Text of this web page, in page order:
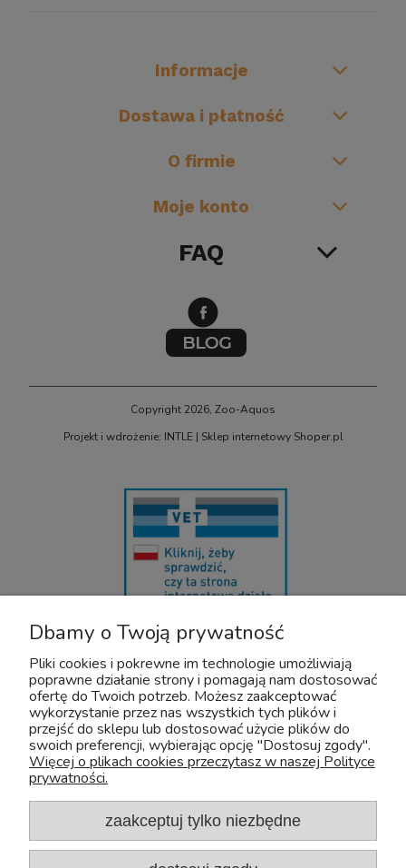
Informacje
Dostawa i płatność
O firmie
Moje konto
FAQ
Copyright 2026, Zoo-Aquos
Projekt i wdrożenie: INTLE| Sklep internetowy Shoper.pl
U nas bezpiecznie kupisz leki OTC dla zwierząt. Nadzór sprawuje :
Adres: Kazimierzowska 29 08-110 Siedlce
Tel:+48 25 632 64 59
Fax:+48 25 632 55 84
E-mail:wiw@mazowsze.wiw.gov.pl
www:http://www.wiw.mazowsze.pl/
Sklep Zoologiczny Zoo-Aquos
sklep@zoo-aquos.pl
Dbamy o Twoją prywatność
Pliki cookies i pokrewne im technologie umożliwiają
poprawne działanie strony i pomagają nam dostosować
ofertę do Twoich potrzeb. Możesz zaakceptować
wykorzystanie przez nas wszystkich tych plików i
przejść do sklepu lub dostosować użycie plików do
swoich preferencji, wybierając opcję "Dostosuj zgody".
Więcej o plikach cookies przeczytasz w naszej Polityce
prywatności.
zaakceptuj tylko niezbędne